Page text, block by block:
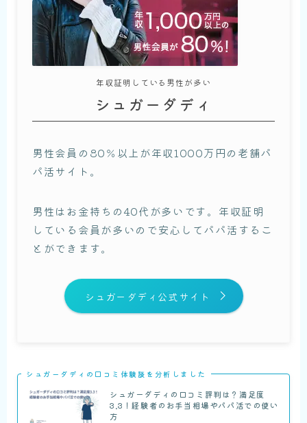
年収証明している男性が多い
シュガーダディ
男性会員の80％以上が年収1000万円の老舗パ
パ活サイト。
男性はお金持ちの40代が多いです。年収証明
している会員が多いので安心してパパ活するこ
とができます。
シュガーダディ公式サイト
シュガーダディの口コミ体験談を分析しました
シュガーダディの口コミ評判は？満足度
3.3！経験者のお手当相場やパパ活での使い
方